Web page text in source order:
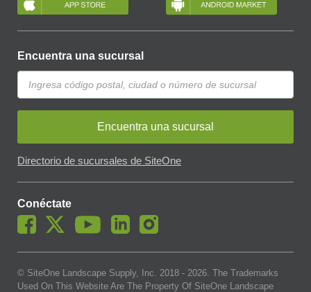
Encuentra una sucursal
Encuentra una sucursal
Directorio de sucursales de SiteOne
Conéctate
© SiteOne Landscape Supply, Inc. 2018 - 2026 . The Trademarks
Used On This Website Are The Property Of SiteOne Landscape